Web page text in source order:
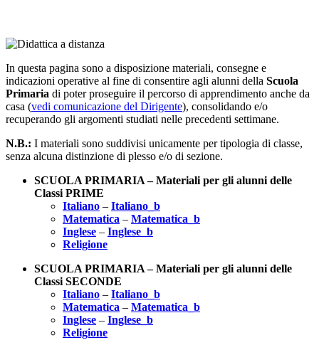
In questa pagina sono a disposizione materiali, consegne e
indicazioni operative al fine di consentire agli alunni della Scuola
Primaria di poter proseguire il percorso di apprendimento anche da
casa (vedi comunicazione del Dirigente), consolidando e/o
recuperando gli argomenti studiati nelle precedenti settimane.
N.B.: I materiali sono suddivisi unicamente per tipologia di classe,
senza alcuna distinzione di plesso e/o di sezione.
SCUOLA PRIMARIA – Materiali per gli alunni delle
Classi PRIME
Italiano – Italiano_b
Matematica – Matematica_b
Inglese – Inglese_b
Religione
SCUOLA PRIMARIA – Materiali per gli alunni delle
Classi SECONDE
Italiano – Italiano_b
Matematica – Matematica_b
Inglese – Inglese_b
Religione